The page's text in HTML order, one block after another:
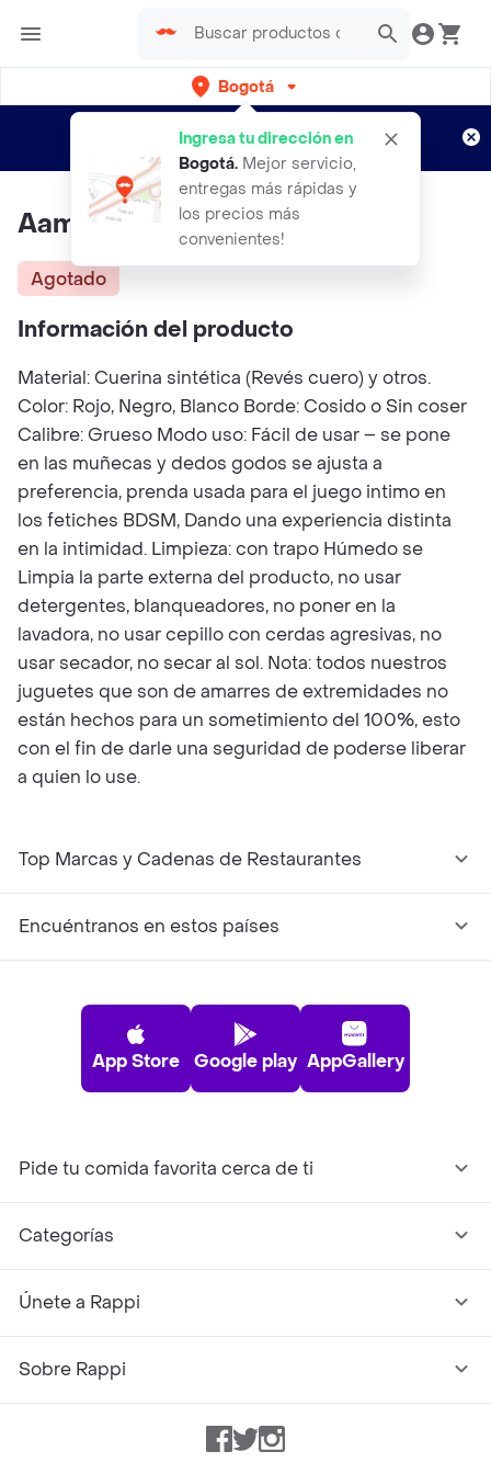
Bogotá
Ingresa tu dirección en
Bogotá. Mejor servicio,
entregas más rápidas y
los precios más
convenientes!
envíos gratis por semanas
Aplican TyC
Aamarre De Manos Eps002
Agotado
Información del producto
Material: Cuerina sintética (Revés cuero) y otros.
Color: Rojo, Negro, Blanco Borde: Cosido o Sin coser
Calibre: Grueso Modo uso: Fácil de usar – se pone
en las muñecas y dedos godos se ajusta a
preferencia, prenda usada para el juego intimo en
los fetiches BDSM, Dando una experiencia distinta
en la intimidad. Limpieza: con trapo Húmedo se
Limpia la parte externa del producto, no usar
detergentes, blanqueadores, no poner en la
lavadora, no usar cepillo con cerdas agresivas, no
usar secador, no secar al sol. Nota: todos nuestros
juguetes que son de amarres de extremidades no
están hechos para un sometimiento del 100%, esto
con el fin de darle una seguridad de poderse liberar
a quien lo use.
Top Marcas y Cadenas de Restaurantes
Encuéntranos en estos países
App Store Google play AppGallery
Pide tu comida favorita cerca de ti
Categorías
Únete a Rappi
Sobre Rappi
Facebook
TwitterInstagram